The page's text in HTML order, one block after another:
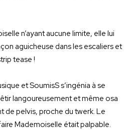
n’ayant aucune limite, elle lui
aguicheuse dans les escaliers et
tease !
et SoumisS s’ingénia à se
langoureusement et même osa
de pelvis, proche du twerk. Le
Mademoiselle était palpable.